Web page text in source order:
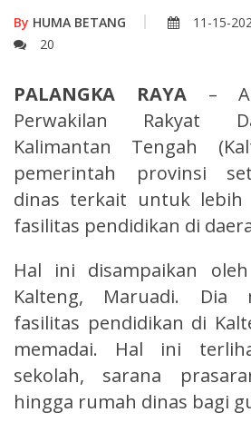
By HUMA BETANG 11-15-
20
PALANGKA RAYA –
Perwakilan Rakyat
Kalimantan Tengah
pemerintah provinsi
dinas terkait untuk lebih
fasilitas pendidikan di
Hal ini disampaikan
Kalteng, Maruadi. Dia
fasilitas pendidikan di
memadai. Hal ini
sekolah, sarana
hingga rumah dinas bagi